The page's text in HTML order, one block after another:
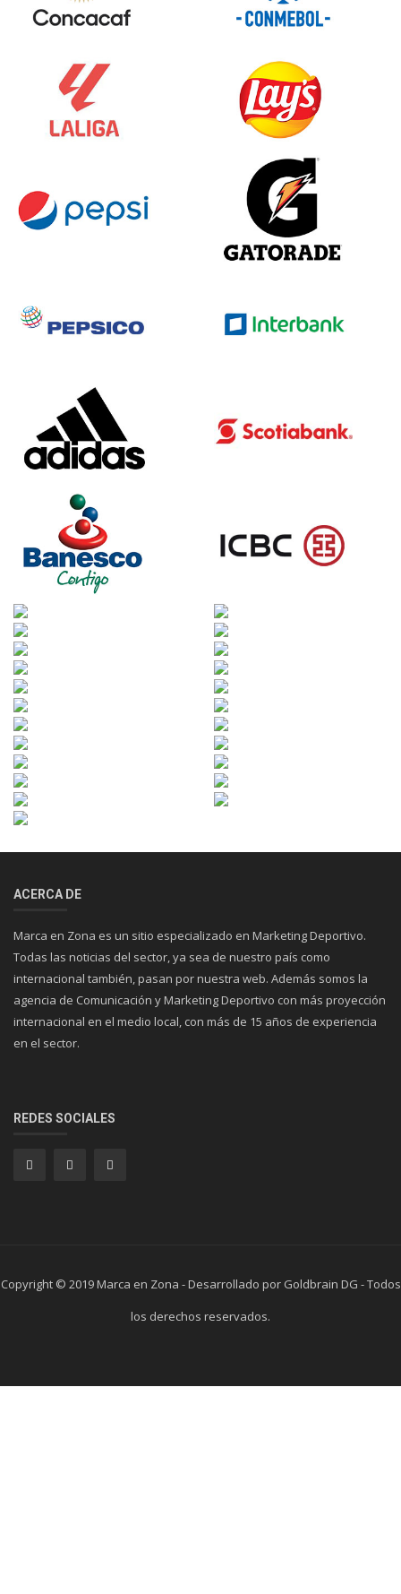
ACERCA DE
Marca en Zona es un sitio especializado en Marketing Deportivo.
Todas las noticias del sector, ya sea de nuestro país como
internacional también, pasan por nuestra web. Además somos la
agencia de Comunicación y Marketing Deportivo con más proyección
internacional en el medio local, con más de 15 años de experiencia
en el sector.
REDES SOCIALES
Copyright © 2019 Marca en Zona - Desarrollado por Goldbrain DG - Todos
los derechos reservados.